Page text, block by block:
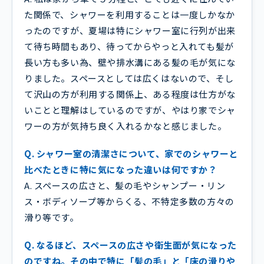
た関係で、シャワーを利用することは一度しかなか
ったのですが、夏場は特にシャワー室に行列が出来
て待ち時間もあり、待ってからやっと入れても髪が
長い方も多い為、壁や排水溝にある髪の毛が気にな
りました。スペースとしては広くはないので、そし
て沢山の方が利用する関係上、ある程度は仕方がな
いことと理解はしているのですが、やはり家でシャ
ワーの方が気持ち良く入れるかなと感じました。
Q. シャワー室の清潔さについて、家でのシャワーと
比べたときに特に気になった違いは何ですか？
A. スペースの広さと、髪の毛やシャンプー・リン
ス・ボディソープ等からくる、不特定多数の方々の
滑り等です。
Q. なるほど、スペースの広さや衛生面が気になった
のですね。その中で特に「髪の毛」と「床の滑りや